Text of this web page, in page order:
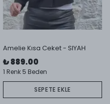
Amelie Kısa Ceket - SIYAH
₺ 889.00
1 Renk 5 Beden
SEPETE EKLE